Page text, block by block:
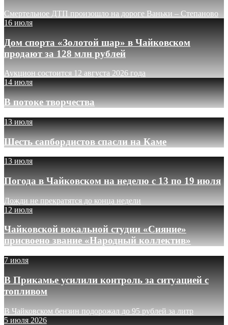
Смертельное ДТП произошло на дороге Ваньки – Степаново
16 июля
Дом спорта «Золотой шар» в Чайковском
продают за 128 млн рублей
Аукцион состоится 12 августа 2026 года
14 июля
В потоке творчества
13 июля
Шесть сапбордистов спасли на Каме
13 июля
Погода в Чайковском на неделю с 13 по 19 июля
Дожди не прекратятся до конца недели
12 июля
Чайковской вокальной студии «Сияние»
присвоено звание «Народный коллектив»
7 июля
В Прикамье усилили контроль за ситуацией с
топливом
В Чайковском бензин подорожал до 95 рублей за литр
5 июля 2026